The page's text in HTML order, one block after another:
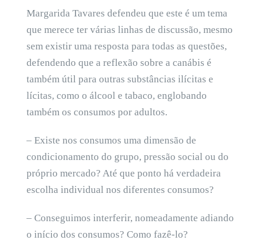
Margarida Tavares defendeu que este é um tema
que merece ter várias linhas de discussão, mesmo
sem existir uma resposta para todas as questões,
defendendo que a reflexão sobre a canábis é
também útil para outras substâncias ilícitas e
lícitas, como o álcool e tabaco, englobando
também os consumos por adultos.
– Existe nos consumos uma dimensão de
condicionamento do grupo, pressão social ou do
próprio mercado? Até que ponto há verdadeira
escolha individual nos diferentes consumos?
– Conseguimos interferir, nomeadamente adiando
o início dos consumos? Como fazê-lo?